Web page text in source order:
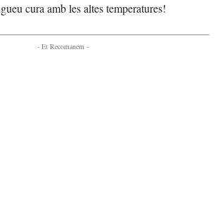
cura amb les altes temperatures!
- Et Recomanem -